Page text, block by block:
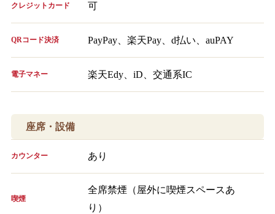
クレジットカード 可
QRコード決済 PayPay、楽天Pay、d払い、auPAY
電子マネー 楽天Edy、iD、交通系IC
座席・設備
カウンター あり
喫煙
全席禁煙（屋外に喫煙スペースあ
り）